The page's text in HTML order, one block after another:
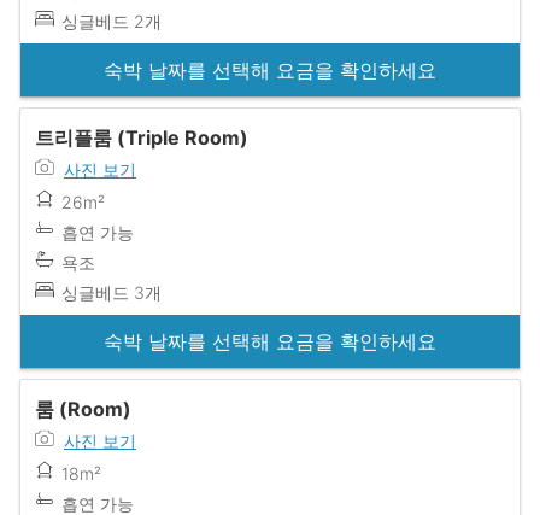
싱글베드 2개
숙박 날짜를 선택해 요금을 확인하세요
트리플룸 (Triple Room)
사진 보기
26m²
흡연 가능
욕조
싱글베드 3개
숙박 날짜를 선택해 요금을 확인하세요
룸 (Room)
사진 보기
18m²
흡연 가능